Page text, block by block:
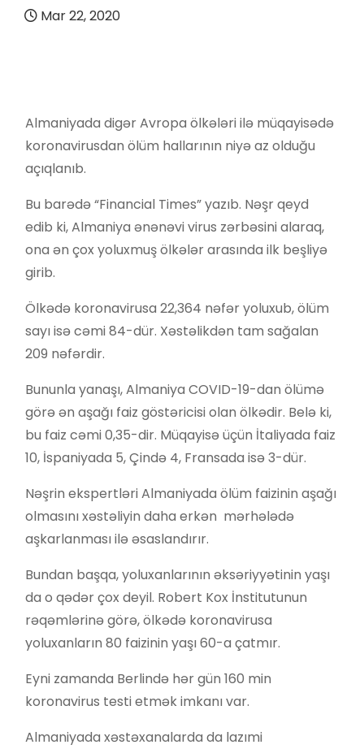
Mar 22, 2020
Almaniyada digər Avropa ölkələri ilə müqayisədə
koronavirusdan ölüm hallarının niyə az olduğu
açıqlanıb.
Bu barədə “Financial Times” yazıb. Nəşr qeyd
edib ki, Almaniya ənənəvi virus zərbəsini alaraq,
ona ən çox yoluxmuş ölkələr arasında ilk beşliyə
girib.
Ölkədə koronavirusa 22,364 nəfər yoluxub, ölüm
sayı isə cəmi 84-dür. Xəstəlikdən tam sağalan
209 nəfərdir.
Bununla yanaşı, Almaniya COVID-19-dan ölümə
görə ən aşağı faiz göstəricisi olan ölkədir. Belə ki,
bu faiz cəmi 0,35-dir. Müqayisə üçün İtaliyada faiz
10, İspaniyada 5, Çində 4, Fransada isə 3-dür.
Nəşrin ekspertləri Almaniyada ölüm faizinin aşağı
olmasını xəstəliyin daha erkən mərhələdə
aşkarlanması ilə əsaslandırır.
Bundan başqa, yoluxanlarının əksəriyyətinin yaşı
da o qədər çox deyil. Robert Kox İnstitutunun
rəqəmlərinə görə, ölkədə koronavirusa
yoluxanların 80 faizinin yaşı 60-a çatmır.
Eyni zamanda Berlində hər gün 160 min
koronavirus testi etmək imkanı var.
Almaniyada xəstəxanalarda da lazımi